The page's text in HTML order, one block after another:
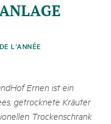
L'ANNÉE
Ernen ist ein
getrocknete Kräuter
Trockenschrank